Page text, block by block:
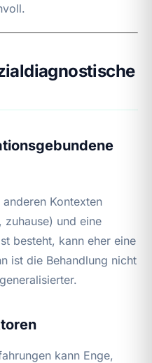
Kontexten
und eine
besteht, kann eher eine
ist die Behandlung nicht
kann Enge,